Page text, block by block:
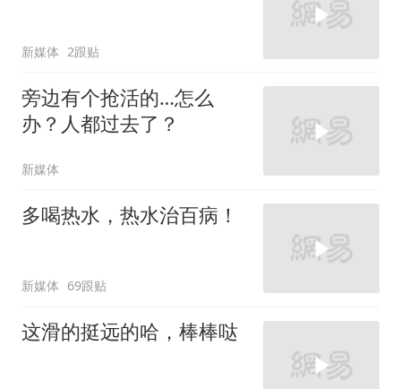
新媒体 2跟贴
旁边有个抢活的…怎么
办？人都过去了？
新媒体
多喝热水，热水治百病！
新媒体 69跟贴
这滑的挺远的哈，棒棒哒